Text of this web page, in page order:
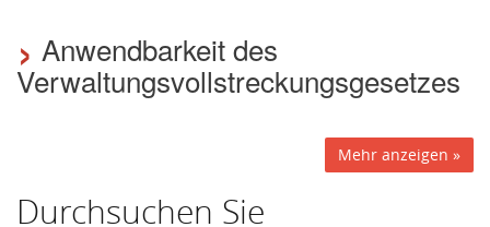
› Anwendbarkeit des
Verwaltungsvollstreckungsgesetzes
Mehr anzeigen »
Durchsuchen Sie